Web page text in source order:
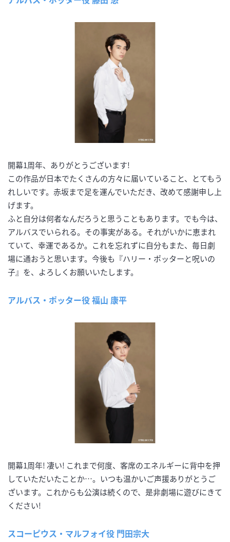
開幕1周年、ありがとうございます!
この作品が日本でたくさんの方々に届いていること、とてもう
れしいです。赤坂まで足を運んでいただき、改めて感謝申し上
げます。
ふと自分は何者なんだろうと思うこともあります。でも今は、
アルバスでいられる。その事実がある。それがいかに恵まれ
ていて、幸運であるか。これを忘れずに自分もまた、毎日劇
場に通おうと思います。今後も『ハリー・ポッターと呪いの
子』を、よろしくお願いいたします。
アルバス・ポッター役 福山 康平
開幕1周年! 凄い! これまで何度、客席のエネルギーに背中を押
していただいたことか…。いつも温かいご声援ありがとうご
ざいます。これからも公演は続くので、是非劇場に遊びにきて
ください!
スコーピウス・マルフォイ役 門田宗大